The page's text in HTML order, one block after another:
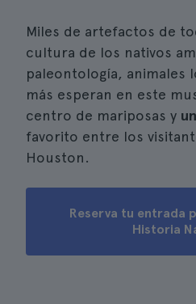
Miles de artefactos de
cultura de los nativos
paleontología, animales
más esperan en este
centro de mariposas y
favorito entre los
Houston.
Reserva tu entrada
Historia